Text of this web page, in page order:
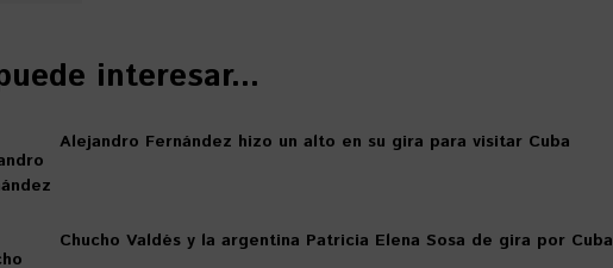
interesar...
Alejandro Fernández hizo un alto en su gira para visitar Cuba
Chucho Valdés y la argentina Patricia Elena Sosa de gira por Cuba